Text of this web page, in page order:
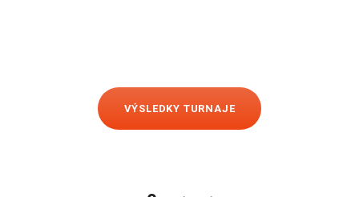
VÝSLEDKY TURNAJE